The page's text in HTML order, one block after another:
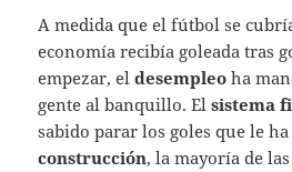
A medida que el fútbol se
economía recibía goleada tras
empezar, eldesempleo ha
gente al banquillo. Elsistema
sabido parar los goles que le
construcción, la mayoría de